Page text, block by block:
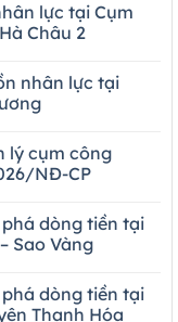
lực tại Cụm
Châu 2
nhân lực tại
lý cụm công
NĐ-CP
dòng tiền tại
Sao Vàng
dòng tiền tại
Thanh Hóa